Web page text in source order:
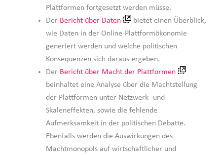
Plattformen fortgesetzt werden müsse.
Der Bericht über Daten
bietet einen Überblick,
wie Daten in der Online-Plattformökonomie
generiert werden und welche politischen
Konsequenzen sich daraus ergeben.
Der Bericht über Macht der Plattformen
beinhaltet eine Analyse über die Machtstellung
der Plattformen unter Netzwerk- und
Skaleneffekten, sowie die fehlende
Aufmerksamkeit in der politischen Debatte.
Ebenfalls werden die Auswirkungen des
Machtmonopols auf wirtschaftlicher und